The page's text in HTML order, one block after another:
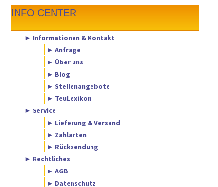
INFO CENTER
► Informationen & Kontakt
► Anfrage
► Über uns
► Blog
► Stellenangebote
► TeuLexikon
► Service
► Lieferung & Versand
► Zahlarten
► Rücksendung
► Rechtliches
► AGB
► Datenschutz